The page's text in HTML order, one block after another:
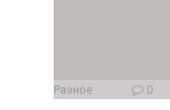
Разное 0